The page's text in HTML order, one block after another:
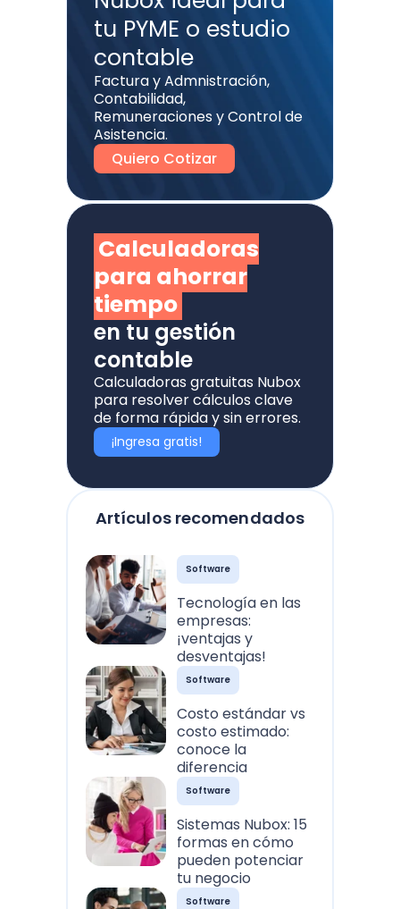
Artículos recomendados
Software
Tecnología en las
empresas:
¡ventajas y
desventajas!
Software
Costo estándar vs
costo estimado:
conoce la
diferencia
Software
Sistemas Nubox: 15
formas en cómo
pueden potenciar
tu negocio
Software
Calculadoras
para ahorrar
tiempo
en tu gestión
contable
Calculadoras gratuitas Nubox
para resolver cálculos clave
de forma rápida y sin errores.
¡Ingresa gratis!
tu PYME o estudio
contable
Factura y Admnistración,
Contabilidad,
Remuneraciones y Control de
Asistencia.
Quiero Cotizar